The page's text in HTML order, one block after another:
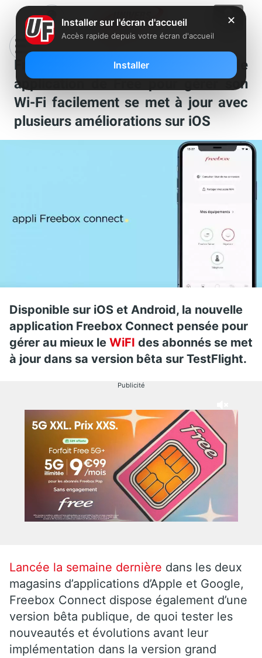
Freebox Connect : la nouvelle
application de Free pour gérer son
Wi-Fi facilement se met à jour avec
plusieurs améliorations sur iOS
Disponible sur iOS et Android, la nouvelle
application Freebox Connect pensée pour
gérer au mieux le WiFI des abonnés se met
à jour dans sa version bêta sur TestFlight.
Publicité
Lancée la semaine dernière dans les deux
magasins d’applications d’Apple et Google,
Freebox Connect dispose également d’une
version bêta publique, de quoi tester les
nouveautés et évolutions avant leur
implémentation dans la version grand
✕
Installer sur l'écran d'accueil
Accès rapide depuis votre écran d'accueil
Installer